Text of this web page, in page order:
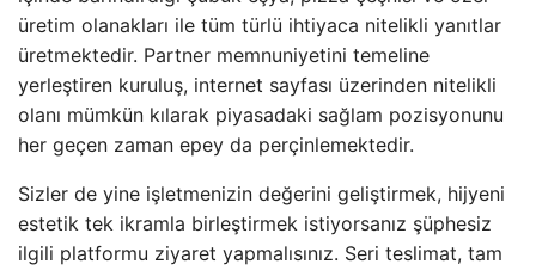
üretim olanakları ile tüm türlü ihtiyaca nitelikli yanıtlar
üretmektedir. Partner memnuniyetini temeline
yerleştiren kuruluş, internet sayfası üzerinden nitelikli
olanı mümkün kılarak piyasadaki sağlam pozisyonunu
her geçen zaman epey da perçinlemektedir.
Sizler de yine işletmenizin değerini geliştirmek, hijyeni
estetik tek ikramla birleştirmek istiyorsanız şüphesiz
ilgili platformu ziyaret yapmalısınız. Seri teslimat, tam